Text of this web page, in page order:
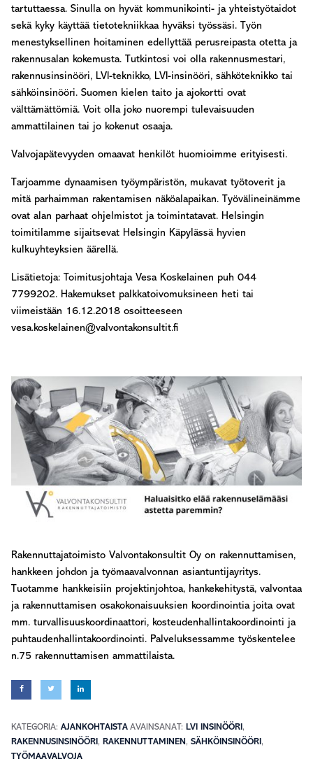
tartuttaessa. Sinulla on hyvät kommunikointi- ja yhteistyötaidot
sekä kyky käyttää tietotekniikkaa hyväksi työssäsi. Työn
menestyksellinen hoitaminen edellyttää perusreipasta otetta ja
rakennusalan kokemusta. Tutkintosi voi olla rakennusmestari,
rakennusinsinööri, LVI-teknikko, LVI-insinööri, sähköteknikko tai
sähköinsinööri. Suomen kielen taito ja ajokortti ovat
välttämättömiä. Voit olla joko nuorempi tulevaisuuden
ammattilainen tai jo kokenut osaaja.
Valvojapätevyyden omaavat henkilöt huomioimme erityisesti.
Tarjoamme dynaamisen työympäristön, mukavat työtoverit ja
mitä parhaimman rakentamisen näköalapaikan. Työvälineinämme
ovat alan parhaat ohjelmistot ja toimintatavat. Helsingin
toimitilamme sijaitsevat Helsingin Käpylässä hyvien
kulkuyhteyksien äärellä.
Lisätietoja: Toimitusjoh­taja Vesa Koskelainen puh 044
7799202. Hakemukset palkkatoivomuksineen heti tai
viimeistään 16.12.2018 osoitteeseen
vesa.koskelainen@valvontakonsultit.fi
Rakennuttajatoimisto Valvontakonsultit Oy on rakennuttamisen,
hankkeen johdon ja työmaavalvonnan asiantuntijayritys.
Tuotamme hankkeisiin projektinjohtoa, hankekehitystä, valvontaa
ja rakennuttamisen osakokonaisuuksien koordinointia joita ovat
mm. turvallisuuskoordinaattori, kosteudenhallintakoordinointi ja
puhtaudenhallintakoordinointi. Palveluksessamme työskentelee
n.75 rakennuttamisen ammattilaista.
KATEGORIA: AJANKOHTAISTA AVAINSANAT: LVI INSINÖÖRI ,
RAKENNUSINSINÖÖRI , RAKENNUTTAMINEN , SÄHKÖINSINÖÖRI ,
TYÖMAAVALVOJA